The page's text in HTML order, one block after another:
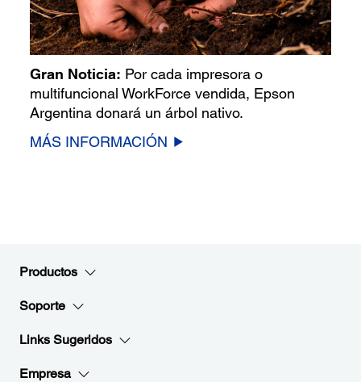
Gran Noticia: Por cada impresora o
multifuncional WorkForce vendida, Epson
Argentina donará un árbol nativo.
MÁS INFORMACIÓN
Productos
Soporte
Links Sugeridos
Empresa